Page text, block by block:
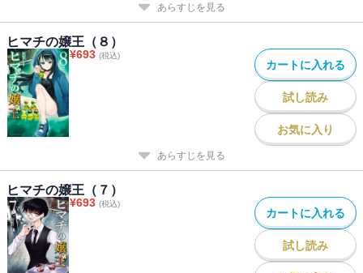
あらすじを見る
ヒマチの嬢王（８）
¥693 (税込)
カートに入れる
試し読み
お気に入り
あらすじを見る
ヒマチの嬢王（７）
¥693 (税込)
カートに入れる
試し読み